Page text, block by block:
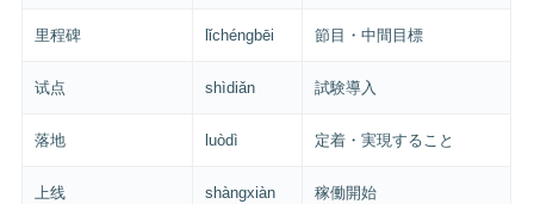
里程碑 lǐchéngbēi 節目・中間目標
试点 shìdiǎn 試験導入
落地 luòdì 定着・実現すること
上线 shàngxiàn 稼働開始